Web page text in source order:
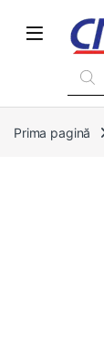
Prima pagină